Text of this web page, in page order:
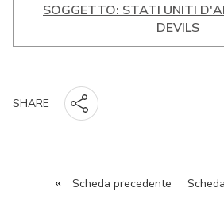
SOGGETTO: STATI UNITI
DEVILS
SHARE
« Scheda precedente